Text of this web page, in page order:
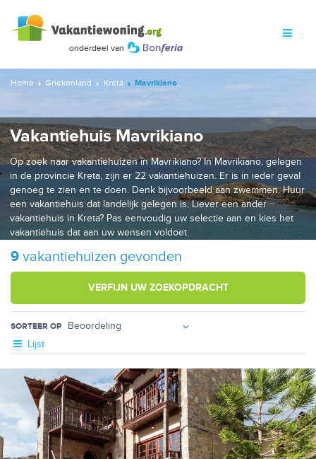
Home Griekenland Kreta Mavrikiano
Vakantiehuis Mavrikiano
Op zoek naar vakantiehuizen in Mavrikiano? In Mavrikiano, gelegen
in de provincie Kreta, zijn er 22 vakantiehuizen. Er is in ieder geval
genoeg te zien en te doen. Denk bijvoorbeeld aan zwemmen. Huur
een vakantiehuis dat landelijk gelegen is. Liever een ander
vakantiehuis in Kreta? Pas eenvoudig uw selectie aan en kies het
vakantiehuis dat aan uw wensen voldoet.
9 vakantiehuizen gevonden
VERFIJN UW ZOEKOPDRACHT
SORTEER OP
Lijst